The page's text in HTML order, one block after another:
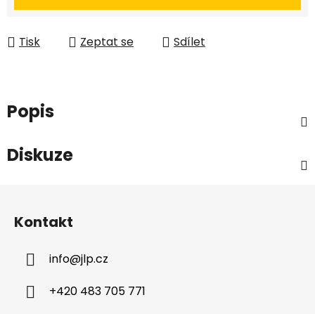
Tisk Zeptat se Sdílet
Popis
Diskuze
Kontakt
info@jlp.cz
+420 483 705 771